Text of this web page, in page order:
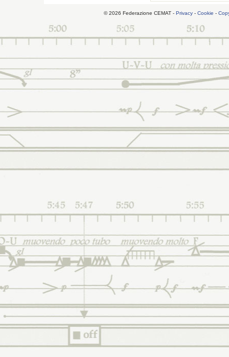
© 2026 Federazione CEMAT - Privacy - Cookie -